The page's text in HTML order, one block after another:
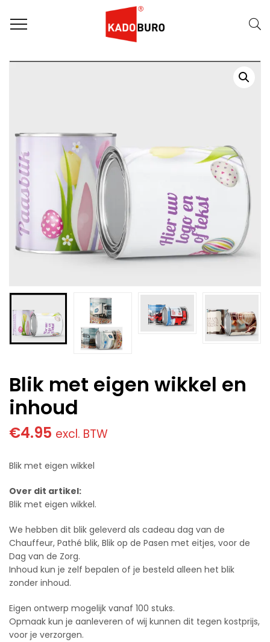
Home Dag van de Leraar / Leidster Dag van de Zorg,
Blik met eigen wikkel en inhoud
Blik met eigen wikkel en
inhoud
€4.95 excl. BTW
Blik met eigen wikkel
Over dit artikel:
Blik met eigen wikkel.
We hebben dit blik geleverd als cadeau dag van de
Chauffeur, Pathé blik, Blik op de Pasen met eitjes, voor de
Dag van de Zorg.
Inhoud kun je zelf bepalen of je besteld alleen het blik
zonder inhoud.
Eigen ontwerp mogelijk vanaf 100 stuks.
Opmaak kun je aanleveren of wij kunnen dit tegen kostprijs,
voor je verzorgen.